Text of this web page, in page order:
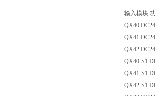
输入模块
QX40
QX41
QX42
QX40-S1
QX41-S1
QX42-S1